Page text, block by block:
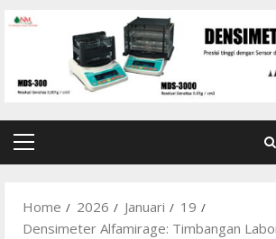
Primary
Home 2026 Januari
19
Densimeter Alfamirage: Timbangan